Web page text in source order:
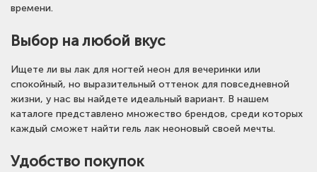
времени.
Выбор на любой вкус
Ищете ли вы лак для ногтей неон для вечеринки или
спокойный, но выразительный оттенок для повседневной
жизни, у нас вы найдете идеальный вариант. В нашем
каталоге представлено множество брендов, среди которых
каждый сможет найти гель лак неоновый своей мечты.
Удобство покупок